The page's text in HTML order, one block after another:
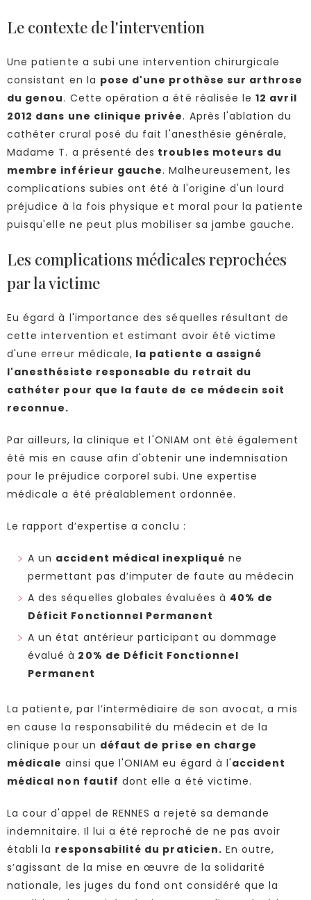
Le contexte de l'intervention
Une patiente a subi une intervention chirurgicale
consistant en la pose d'une prothèse sur arthrose
du genou. Cette opération a été réalisée le12 avril
2012 dans une clinique privée. Après l'ablation du
cathéter crural posé du fait l'anesthésie générale,
Madame T. a présenté des troubles moteurs du
membre inférieur gauche. Malheureusement, les
complications subies ont été à l'origine d'un lourd
préjudice à la fois physique et moral pour la patiente
puisqu'elle ne peut plus mobiliser sa jambe gauche.
Les complications médicales reprochées
par la victime
Eu égard à l'importance des séquelles résultant de
cette intervention et estimant avoir été victime
d'une erreur médicale, la patiente a assigné
l'anesthésiste responsable du retrait du
cathéter pour que la faute de ce médecin soit
reconnue.
Par ailleurs, la clinique et l'ONIAM ont été également
été mis en cause afin d'obtenir une indemnisation
pour le préjudice corporel subi. Une expertise
médicale a été préalablement ordonnée.
Le rapport d’expertise a conclu :
A un accident médical inexpliqué ne
permettant pas d’imputer de faute au médecin
A des séquelles globales évaluées à 40% de
Déficit Fonctionnel Permanent
A un état antérieur participant au dommage
évalué à 20% de Déficit Fonctionnel
Permanent
La patiente, par l’intermédiaire de son avocat, a mis
en cause la responsabilité du médecin et de la
clinique pour un défaut de prise en charge
médicale ainsi que l'ONIAM eu égard à l'accident
médical non fautif dont elle a été victime.
La cour d'appel de RENNES a rejeté sa demande
indemnitaire. Il lui a été reproché de ne pas avoir
établi la responsabilité du praticien. En outre,
s’agissant de la mise en œuvre de la solidarité
nationale, les juges du fond ont considéré que la